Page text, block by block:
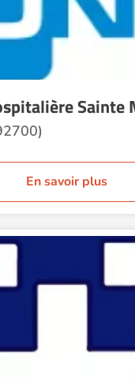
Sainte
En savoir plus